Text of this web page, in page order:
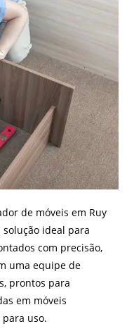
de móveis em Ruy
solução ideal para
com precisão,
uma equipe de
prontos para
em móveis
uso.